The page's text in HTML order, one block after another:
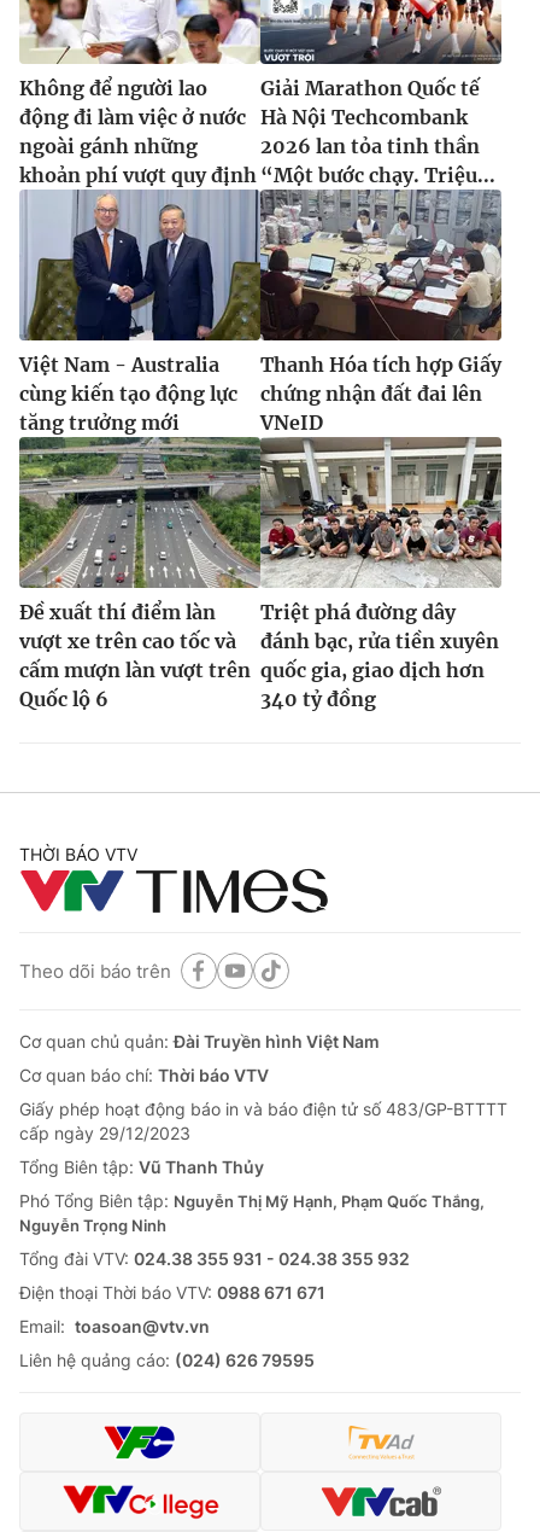
Không để người lao
động đi làm việc ở nước
ngoài gánh những
khoản phí vượt quy định
Giải Marathon Quốc tế
Hà Nội Techcombank
2026 lan tỏa tinh thần
“Một bước chạy. Triệu...
Việt Nam - Australia
cùng kiến tạo động lực
tăng trưởng mới
Thanh Hóa tích hợp Giấy
chứng nhận đất đai lên
VNeID
Đề xuất thí điểm làn
vượt xe trên cao tốc và
cấm mượn làn vượt trên
Quốc lộ 6
Triệt phá đường dây
đánh bạc, rửa tiền xuyên
quốc gia, giao dịch hơn
340 tỷ đồng
THỜI BÁO VTV
Theo dõi báo trên
Cơ quan chủ quản:Đài Truyền hình Việt Nam
Cơ quan báo chí: Thời báo VTV
Giấy phép hoạt động báo in và báo điện tử số 483/GP-BTTTT
cấp ngày 29/12/2023
Tổng Biên tập: Vũ Thanh Thủy
Phó Tổng Biên tập: Nguyễn Thị Mỹ Hạnh, Phạm Quốc Thắng,
Nguyễn Trọng Ninh
Tổng đài VTV: 024.38 355 931 - 024.38 355 932
Ðiện thoại Thời báo VTV: 0988 671 671
Email: toasoan@vtv.vn
Liên hệ quảng cáo: (024) 626 79595